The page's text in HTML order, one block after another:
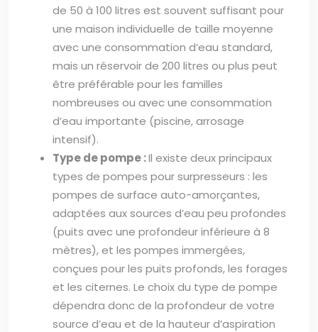
de 50 à 100 litres est souvent suffisant pour
une maison individuelle de taille moyenne
avec une consommation d’eau standard,
mais un réservoir de 200 litres ou plus peut
être préférable pour les familles
nombreuses ou avec une consommation
d’eau importante (piscine, arrosage
intensif).
Type de pompe :Il existe deux principaux
types de pompes pour surpresseurs : les
pompes de surface auto-amorçantes,
adaptées aux sources d’eau peu profondes
(puits avec une profondeur inférieure à 8
mètres), et les pompes immergées,
conçues pour les puits profonds, les forages
et les citernes. Le choix du type de pompe
dépendra donc de la profondeur de votre
source d’eau et de la hauteur d’aspiration